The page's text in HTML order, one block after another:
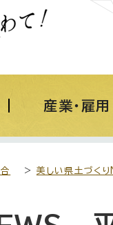
産業・雇用
> 美しい県土づく